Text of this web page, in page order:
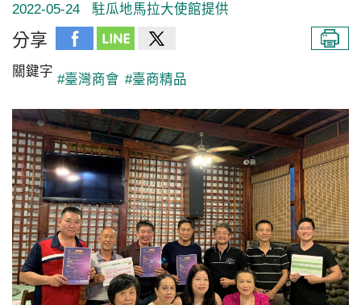
15:00
原台中州農會田中倉庫重生
21:00
漢光演習北市後備旅高中校
20:00
19:00龔明鑫籲百強企業帶動中小
18:00Junior NATEA Concludes
18:00玩轉中藥生活節8/29南投登場
16:00 台美混血黃鈞廷入選瓊斯盃白
16:00量子運算不再科幻 半導體為
16:00潮台北系列活動8/22展開 逾
15:10揮毫寫春聯學華語 宿霧臺灣協
15:00原台中州農會田中倉庫重生
2022-05-24 駐瓜地馬拉大使館提供
分享
關鍵字
#臺灣商會 #臺商精品